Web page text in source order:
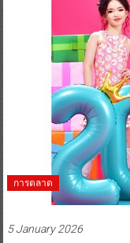
การตลาด
5 January 2026